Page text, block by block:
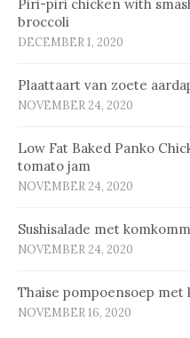
Piri-piri chicken with
broccoli
DECEMBER 1, 2020
Plaat­taart van zoe­te
NOVEMBER 24, 2020
Low Fat Baked Panko
tomato jam
NOVEMBER 24, 2020
Sus­hi­sa­la­de met
NOVEMBER 24, 2020
Thaise pompoensoep met
NOVEMBER 16, 2020